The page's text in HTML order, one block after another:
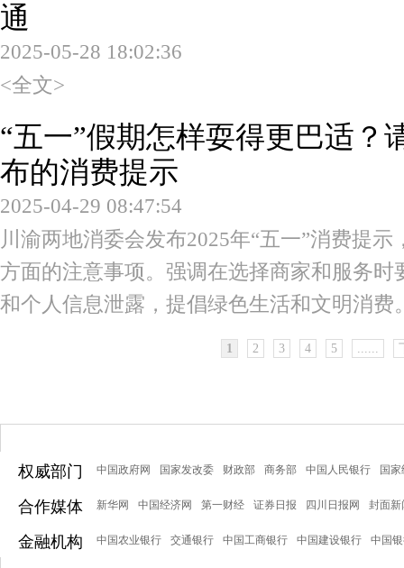
通
2025-05-28 18:02:36
<全文>
“五一”假期怎样耍得更巴适？
布的消费提示
2025-04-29 08:47:54
川渝两地消委会发布2025年“五一”消费提
方面的注意事项。强调在选择商家和服务
和个人信息泄露，提倡绿色生活和文明消费
1 2 3 4 5 ......
权威部门 中国政府网 国家发改委 财政部 商务部 中国人民银行 国
合作媒体 新华网 中国经济网 第一财经 证券日报 四川日报网 封面新
金融机构 中国农业银行 交通银行 中国工商银行 中国建设银行 中国